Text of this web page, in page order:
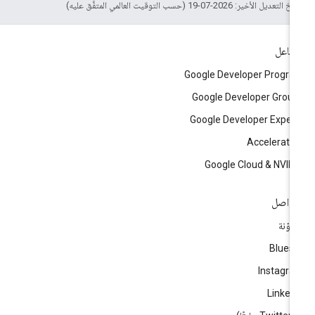
الأخير: 2026-07-19 (حسب التوقيت العالمي المتفَّق عليه)
Google Developer
Google Developer
Google Developer
Google Cloud &